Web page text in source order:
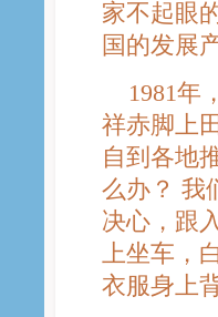
家不起眼
国的发展
1981年
祥赤脚上
自到各地
么办？ 我
决心，跟
上坐车，
衣服身上